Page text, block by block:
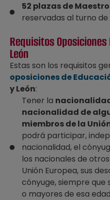
52 plazas de
reservadas al turno
Requisitos
León
Estas son los requisitos
oposiciones de
y León:
Tener la
nacionalidad de
miembros de la
podrá participar,
nacionalidad, el
los nacionales de
Unión Europea, sus
cónyuge, siempre que
o mayores de esa